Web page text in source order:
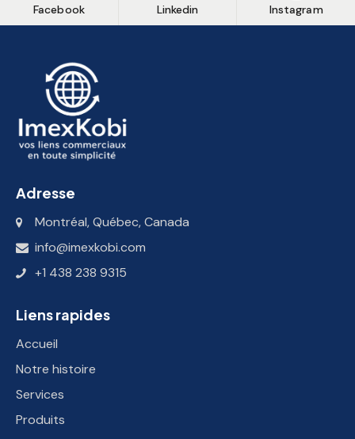
Facebook Linkedin Instagram
Adresse
Montréal, Québec, Canada
info@imexkobi.com
+1 438 238 9315
Liens rapides
Accueil
Notre histoire
Services
Produits